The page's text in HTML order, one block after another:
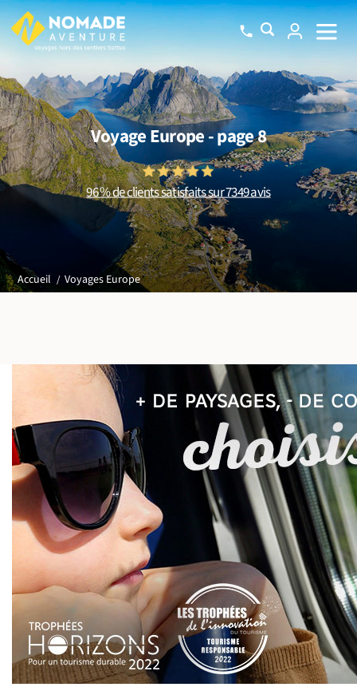
Voyage Europe - page 8
96 % de clients satisfaits sur 7349 avis
Accueil Voyages Europe